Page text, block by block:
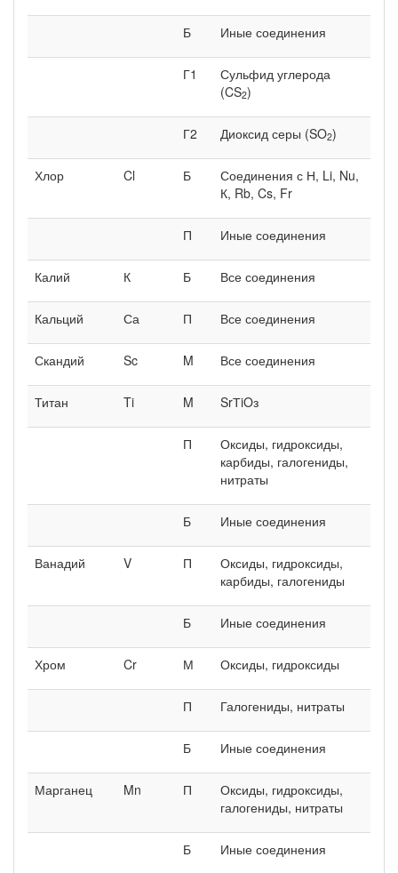
Б Иные соединения
Г1
Сульфид углерода
(CS2)
Г2 Диоксид серы (SO2)
Хлор Cl Б
Соединения с Н, Li, Nu,
К, Rb, Cs, Fr
П Иные соединения
Калий К Б Все соединения
Кальций Са П Все соединения
Скандий Sc M Все соединения
Титан Ti M SrТiOз
П
Оксиды, гидроксиды,
карбиды, галогениды,
нитраты
Б Иные соединения
Ванадий V П
Оксиды, гидроксиды,
карбиды, галогениды
Б Иные соединения
Хром Cr М Оксиды, гидроксиды
П Галогениды, нитраты
Б Иные соединения
Марганец Mn П
Оксиды, гидроксиды,
галогениды, нитраты
Б Иные соединения